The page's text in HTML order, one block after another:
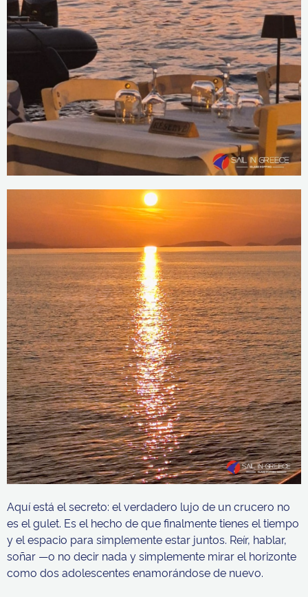
Aquí está el secreto: el verdadero lujo de un crucero no
es el gulet. Es el hecho de que finalmente tienes el tiempo
y el espacio para simplemente estar juntos. Reír, hablar,
soñar —o no decir nada y simplemente mirar el horizonte
como dos adolescentes enamorándose de nuevo.